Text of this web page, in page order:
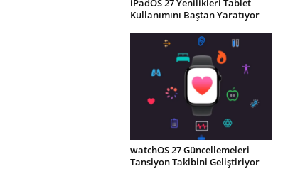
iPadOS 27 Yenilikleri Tablet
Kullanımını Baştan Yaratıyor
watchOS 27 Güncellemeleri
Tansiyon Takibini Geliştiriyor